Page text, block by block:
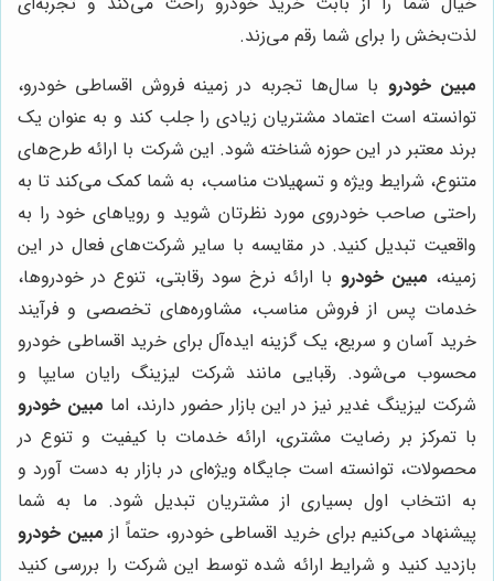
لذت‌بخش را برای شما رقم می‌زند.
مبین خودرو با سال‌ها تجربه در زمینه فروش اقساطی خودرو،
توانسته است اعتماد مشتریان زیادی را جلب کند و به عنوان یک
برند معتبر در این حوزه شناخته شود. این شرکت با ارائه طرح‌های
متنوع، شرایط ویژه و تسهیلات مناسب، به شما کمک می‌کند تا به
راحتی صاحب خودروی مورد نظرتان شوید و رویاهای خود را به
واقعیت تبدیل کنید. در مقایسه با سایر شرکت‌های فعال در این
زمینه، مبین خودرو با ارائه نرخ سود رقابتی، تنوع در خودروها،
خدمات پس از فروش مناسب، مشاوره‌های تخصصی و فرآیند
خرید آسان و سریع، یک گزینه ایده‌آل برای خرید اقساطی خودرو
محسوب می‌شود. رقبایی مانند شرکت لیزینگ رایان سایپا و
شرکت لیزینگ غدیر نیز در این بازار حضور دارند، اما مبین خودرو
با تمرکز بر رضایت مشتری، ارائه خدمات با کیفیت و تنوع در
محصولات، توانسته است جایگاه ویژه‌ای در بازار به دست آورد و
به انتخاب اول بسیاری از مشتریان تبدیل شود. ما به شما
پیشنهاد می‌کنیم برای خرید اقساطی خودرو، حتماً از مبین خودرو
بازدید کنید و شرایط ارائه شده توسط این شرکت را بررسی کنید